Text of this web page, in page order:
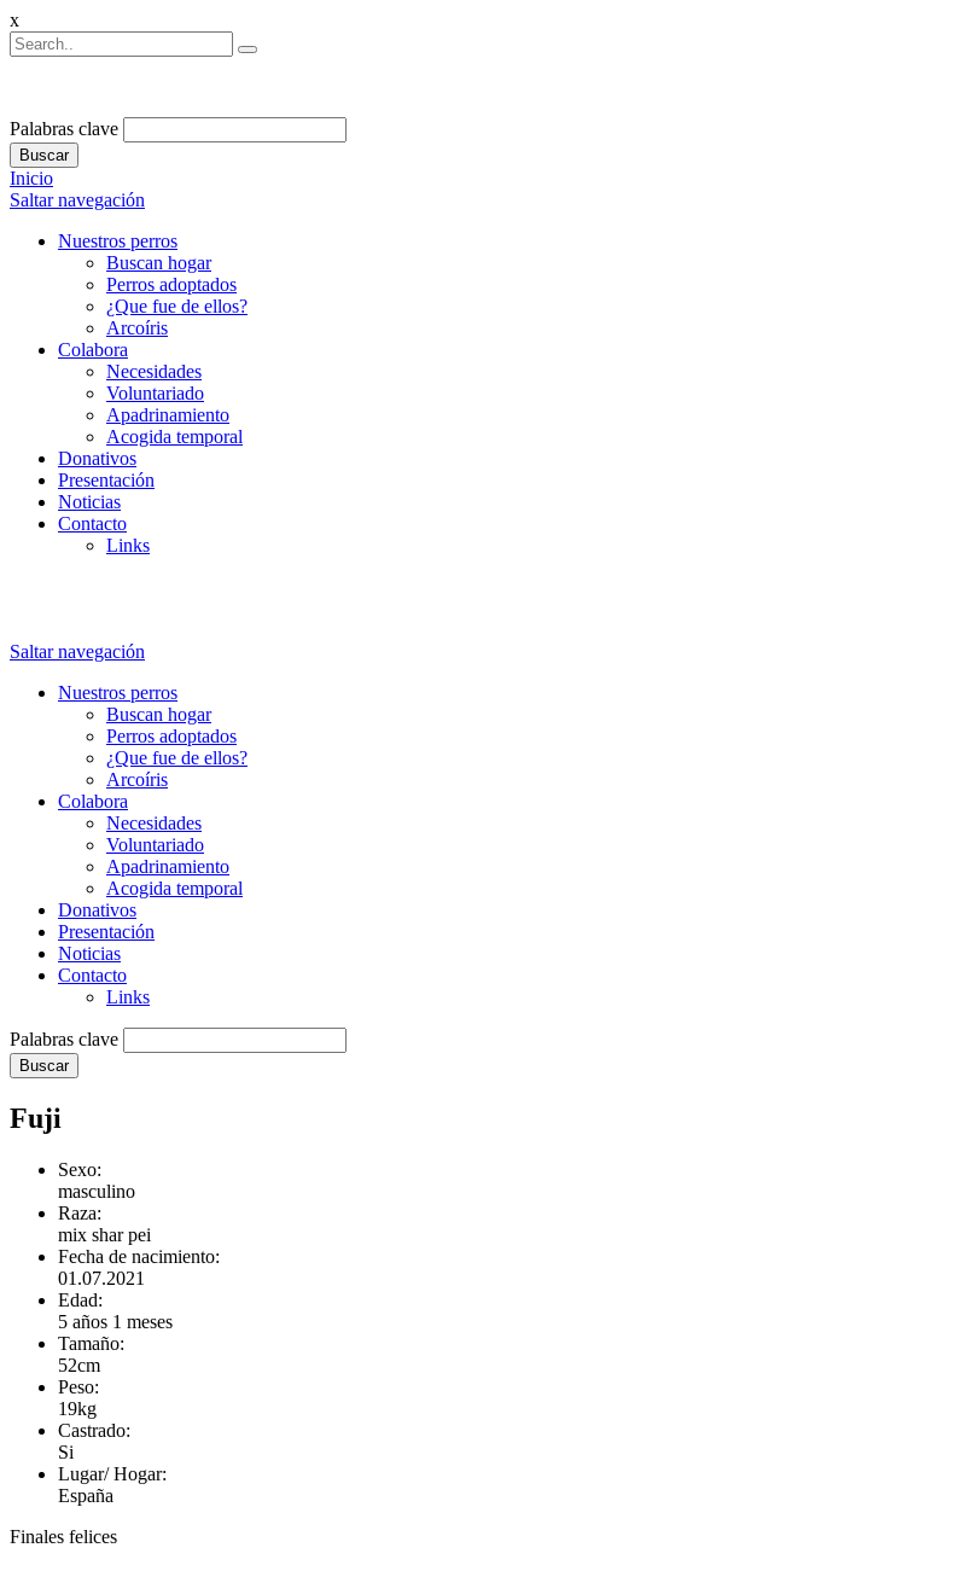
x
Palabras clave
Buscar
Inicio
Saltar navegación
Nuestros perros
Buscan hogar
Perros adoptados
¿Que fue de ellos?
Arcoíris
Colabora
Necesidades
Voluntariado
Apadrinamiento
Acogida temporal
Donativos
Presentación
Noticias
Contacto
Links
Saltar navegación
Nuestros perros
Buscan hogar
Perros adoptados
¿Que fue de ellos?
Arcoíris
Colabora
Necesidades
Voluntariado
Apadrinamiento
Acogida temporal
Donativos
Presentación
Noticias
Contacto
Links
Palabras clave
Buscar
Fuji
Sexo:
masculino
Raza:
mix shar pei
Fecha de nacimiento:
01.07.2021
Edad:
5 años 1 meses
Tamaño:
52cm
Peso:
19kg
Castrado:
Si
Lugar/ Hogar:
España
Finales felices